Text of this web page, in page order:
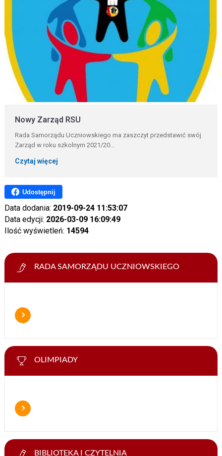
Nowy Zarząd RSU
Rada Samorządu Uczniowskiego ma zaszczyt przedstawić swój
Zarząd w roku szkolnym 2021/20...
Czytaj więcej
Udostępnij
Data dodania: 2019-09-24 11:53:07
Data edycji: 2026-03-09 16:09:49
Ilość wyświetleń: 14594
RADA SAMORZĄDU UCZNIOWSKIEGO
OLIMPIADY
BIBLIOTEKA I CZYTELNIA